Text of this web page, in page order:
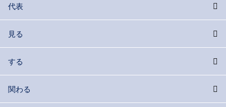
代表
見る
する
関わる